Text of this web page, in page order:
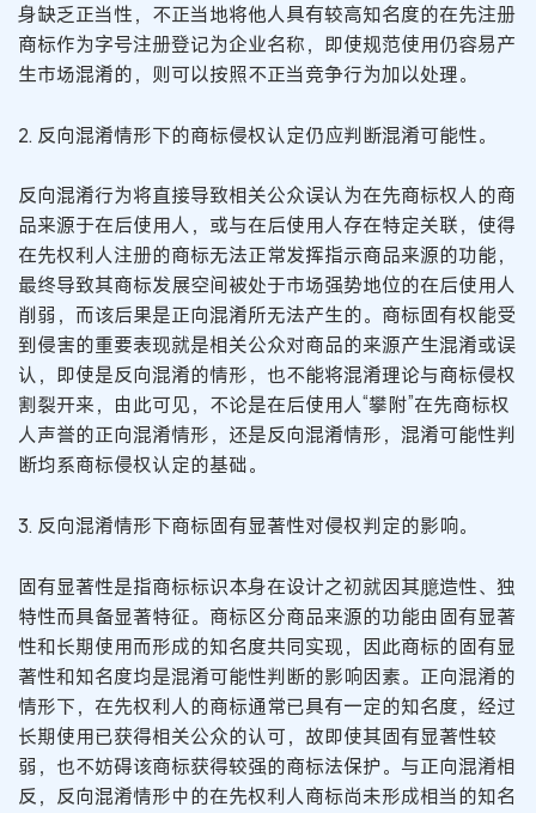
身缺乏正当性，不正当地将他人具有较高知名度的在先注册
商标作为字号注册登记为企业名称，即使规范使用仍容易产
生市场混淆的，则可以按照不正当竞争行为加以处理。
2. 反向混淆情形下的商标侵权认定仍应判断混淆可能性。
反向混淆行为将直接导致相关公众误认为在先商标权人的商
品来源于在后使用人，或与在后使用人存在特定关联，使得
在先权利人注册的商标无法正常发挥指示商品来源的功能，
最终导致其商标发展空间被处于市场强势地位的在后使用人
削弱，而该后果是正向混淆所无法产生的。商标固有权能受
到侵害的重要表现就是相关公众对商品的来源产生混淆或误
认，即使是反向混淆的情形，也不能将混淆理论与商标侵权
割裂开来，由此可见，不论是在后使用人“攀附”在先商标权
人声誉的正向混淆情形，还是反向混淆情形，混淆可能性判
断均系商标侵权认定的基础。
3. 反向混淆情形下商标固有显著性对侵权判定的影响。
固有显著性是指商标标识本身在设计之初就因其臆造性、独
特性而具备显著特征。商标区分商品来源的功能由固有显著
性和长期使用而形成的知名度共同实现，因此商标的固有显
著性和知名度均是混淆可能性判断的影响因素。正向混淆的
情形下，在先权利人的商标通常已具有一定的知名度，经过
长期使用已获得相关公众的认可，故即使其固有显著性较
弱，也不妨碍该商标获得较强的商标法保护。与正向混淆相
反，反向混淆情形中的在先权利人商标尚未形成相当的知名